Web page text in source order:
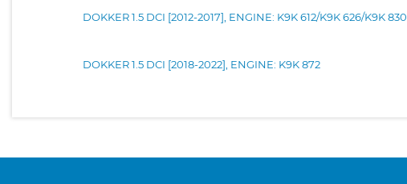
DOKKER 1.5 DCI [2012-2017], ENGINE: K9K 612/K9K 626/K9K 830
DOKKER 1.5 DCI [2018-2022], ENGINE: K9K 872